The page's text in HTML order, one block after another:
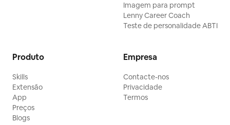
Imagem para prompt
Lenny Career Coach
Teste de personalidade ABTI
Produto
Skills
Extensão
App
Preços
Blogs
Empresa
Contacte-nos
Privacidade
Termos